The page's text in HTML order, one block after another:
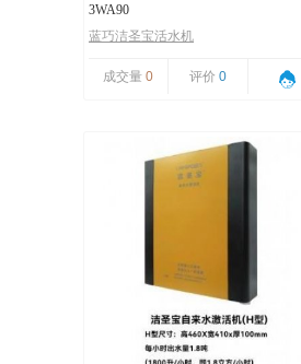
3WA90
蓝巧洁圣宝活水机
成交量 0 评价 0